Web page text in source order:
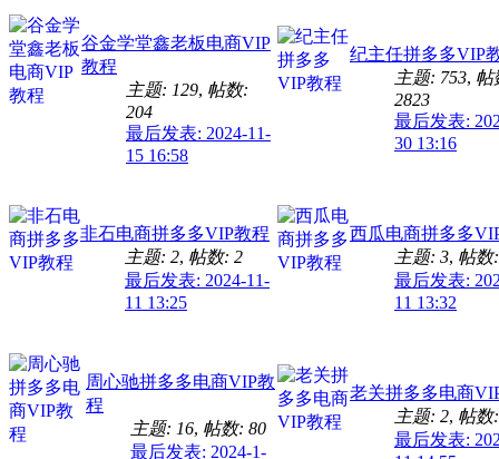
谷金学堂鑫老板电商VIP
教程
主题: 129, 帖数:
204
最后发表: 2024-11-
15 16:58
纪主任拼多多VIP
主题: 753, 帖
2823
最后发表:
30 13:16
非石电商拼多多VIP教程
主题: 2, 帖数: 2
最后发表: 2024-11-
11 13:25
西瓜电商拼多多
主题: 3, 帖数
最后发表:
11 13:32
周心驰拼多多电商VIP教
程
主题: 16, 帖数: 80
最后发表: 2024-1-
老关拼多多电商
主题: 2, 帖数
最后发表: